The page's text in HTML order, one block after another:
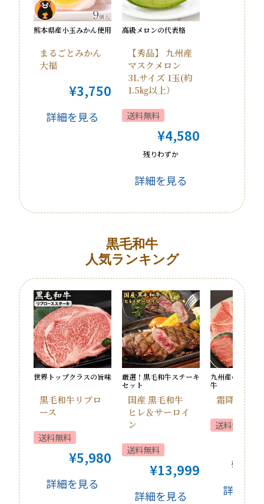
熊本県産小玉みかん使用
まるごとみかん
大福
¥3,750
詳細を見る
高級メロンの代表格
【秀品】 九州産
マスクメロン
3Lサイズ 1玉(約
1.5㎏以上）
送料無料
¥4,580
残りわずか
詳細を見る
黒毛和牛
人気ランキング
世界トップクラスの旨味
黒毛和牛リブロ
ース
送料無料
¥5,980
詳細を見る
厳選！黒毛和牛ステーキ
セット
国産 黒毛和牛
ヒレ＆サーロイ
ン
送料無料
¥13,999
詳細を見る
九州産のみ厳選
牛
霜降り ク
送料無料
残りわず
詳細を